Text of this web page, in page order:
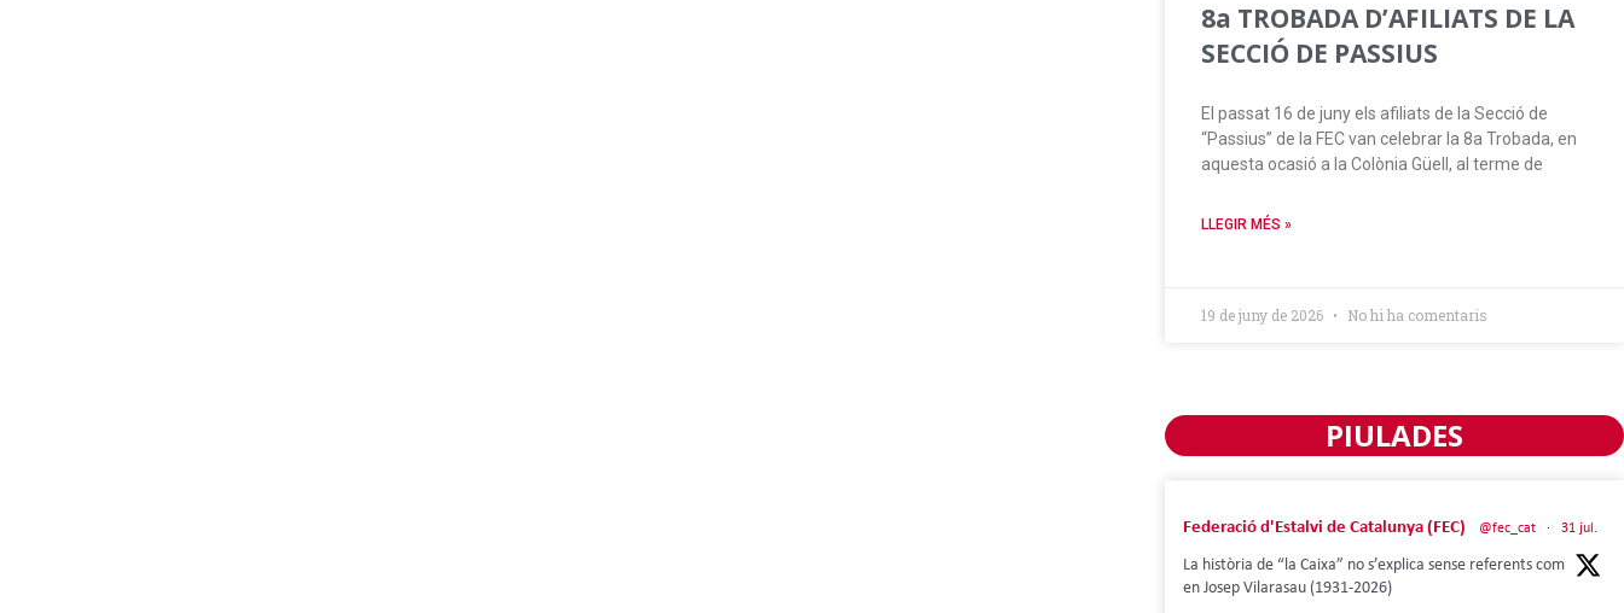
8a TROBADA D’AFILIATS DE LA
SECCIÓ DE PASSIUS
El passat 16 de juny els afiliats de la Secció de
“Passius” de la FEC van celebrar la 8a Trobada, en
aquesta ocasió a la Colònia Güell, al terme de
LLEGIR MÉS »
19 de juny de 2026 No hi ha comentaris
PIULADES
Federació d'Estalvi de Catalunya (FEC) @fec_cat · 31 jul.
La història de “la Caixa” no s’explica sense referents com
en Josep Vilarasau (1931-2026)